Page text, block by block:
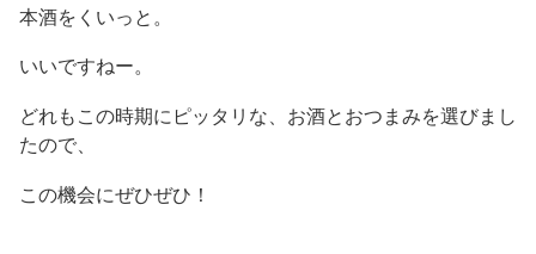
本酒をくいっと。
いいですねー。
どれもこの時期にピッタリな、お酒とおつまみを選びまし
たので、
この機会にぜひぜひ！